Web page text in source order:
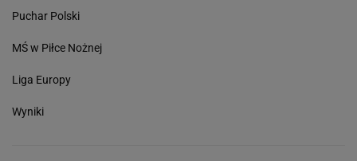
Puchar Polski
MŚ w Piłce Nożnej
Liga Europy
Wyniki